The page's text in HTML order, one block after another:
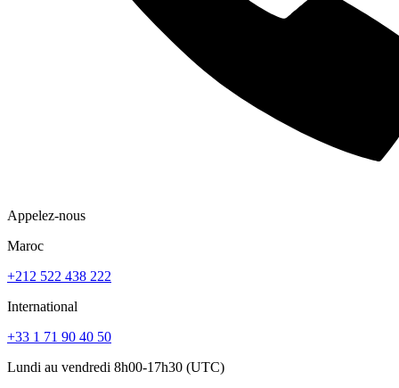
Appelez-nous
Maroc
+212 522 438 222
International
+33 1 71 90 40 50
Lundi au vendredi 8h00-17h30 (UTC)